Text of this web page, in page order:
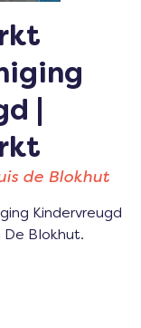
|
de Blokhut
Kindervreugd
Blokhut.